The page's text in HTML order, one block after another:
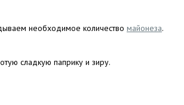
необходимое количество майонеза.
сладкую паприку и зиру.